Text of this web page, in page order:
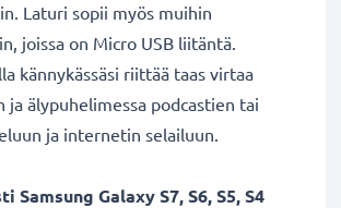
Laturi sopii myös muihin
joissa on Micro USB liitäntä.
kännykässäsi riittää taas virtaa
ja älypuhelimessa podcastien tai
ja internetin selailuun.
Samsung Galaxy S7, S6, S5, S4